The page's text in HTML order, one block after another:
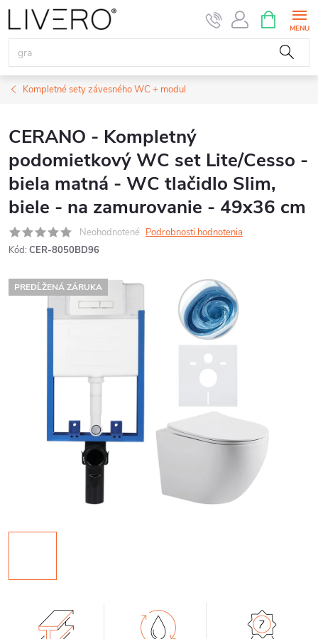
Prejsť
na
obsah
KOŠÍK
Kompletné sety závesného WC + modul
CERANO - Kompletný
podomietkový WC set Lite/Cesso -
biela matná - WC tlačidlo Slim,
biele - na zamurovanie - 49x36 cm
Neohodnotené Podrobnosti hodnotenia
Kód: CER-8050BD96
PREDĹŽENÁ ZÁRUKA